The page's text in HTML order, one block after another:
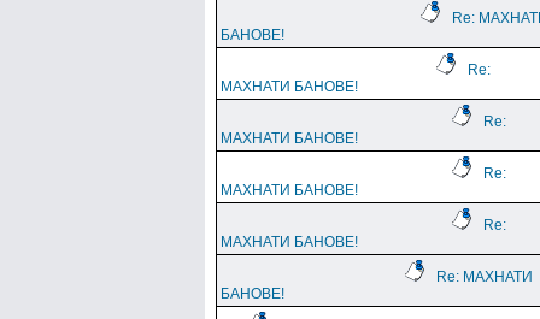
Re:
БАНОВЕ!
Re:
МАХНАТИ БАНОВЕ!
Re:
МАХНАТИ БАНОВЕ!
Re:
МАХНАТИ БАНОВЕ!
Re:
МАХНАТИ БАНОВЕ!
Re: МАХНАТИ
БАНОВЕ!